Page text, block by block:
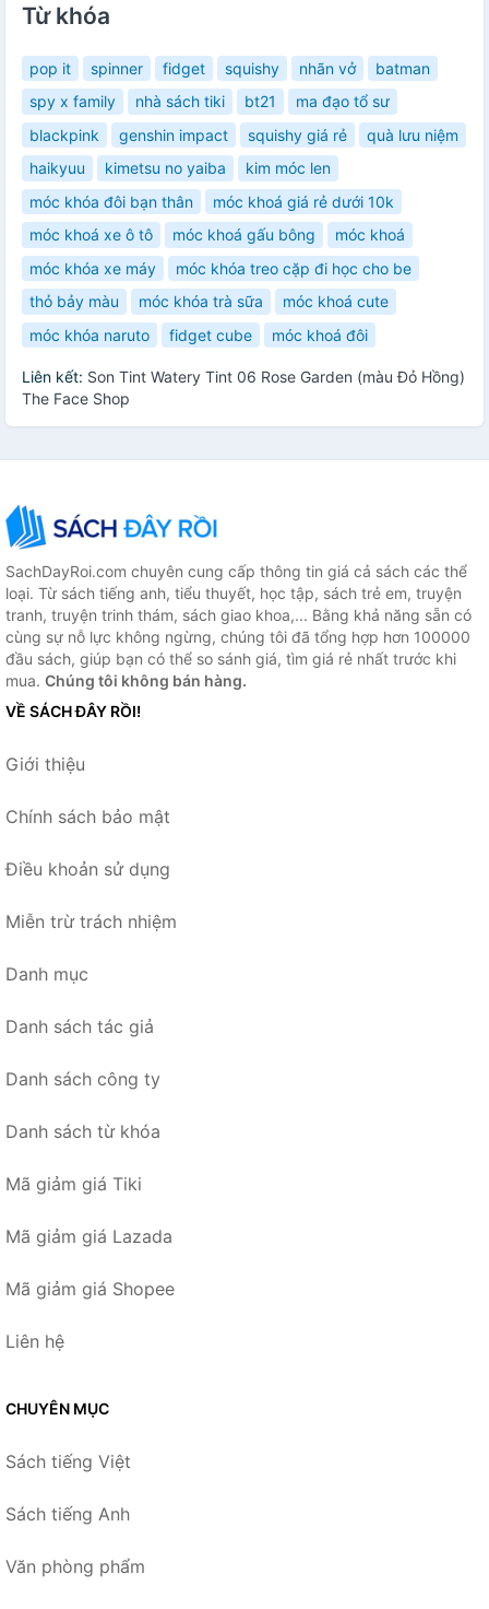
Từ khóa
pop it spinner fidget squishy nhãn vở
batman
spy x family
nhà sách tiki bt21
ma đạo tổ sư
blackpink
genshin impact squishy giá rẻ
quà lưu niệm
haikyuu
kimetsu no yaiba
kim móc len
móc khóa đôi bạn thân
móc khoá giá rẻ dưới 10k
móc khoá xe ô tô
móc khoá gấu bông
móc khoá
móc khóa xe máy
móc khóa treo cặp đi học cho be
thỏ bảy màu
móc khóa trà sữa
móc khoá cute
móc khóa naruto
fidget cube móc khoá đôi
Liên kết: Son Tint Watery Tint 06 Rose Garden (màu Đỏ Hồng)
The Face Shop
SachDayRoi.com chuyên cung cấp thông tin giá cả sách các thể
loại. Từ sách tiếng anh, tiểu thuyết, học tập, sách trẻ em, truyện
tranh, truyện trinh thám, sách giao khoa,... Bằng khả năng sẵn có
cùng sự nỗ lực không ngừng, chúng tôi đã tổng hợp hơn 100000
đầu sách, giúp bạn có thể so sánh giá, tìm giá rẻ nhất trước khi
mua. Chúng tôi không bán hàng.
VỀ SÁCH ĐÂY RỒI!
Giới thiệu
Chính sách bảo mật
Điều khoản sử dụng
Miễn trừ trách nhiệm
Danh mục
Danh sách tác giả
Danh sách công ty
Danh sách từ khóa
Mã giảm giá Tiki
Mã giảm giá Lazada
Mã giảm giá Shopee
Liên hệ
CHUYÊN MỤC
Sách tiếng Việt
Sách tiếng Anh
Văn phòng phẩm